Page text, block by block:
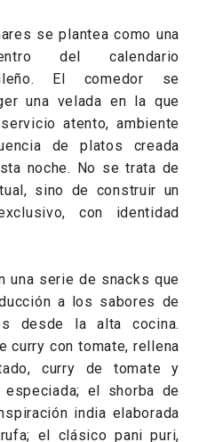
se plantea como una
del calendario
El comedor se
una velada en la que
atento, ambiente
de platos creada
noche. No se trata de
sino de construir un
con identidad
una serie de snacks que
a los sabores de
desde la alta cocina.
curry con tomate, rellena
curry de tomate y
el shorba de
india elaborada
el clásico pani puri,